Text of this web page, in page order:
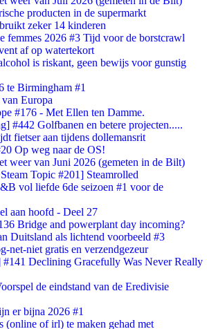
producten in de supermarkt
zeker 14 kinderen
femmes 2026 #3 Tijd voor de borstcrawl
af op watertekort
is riskant, geen bewijs voor gunstig
te Birmingham #1
Europa
#176 - Met Ellen ten Damme.
#442 Golfbanen en betere projecten.....
fietser aan tijdens dollemansrit
Op weg naar de OS!
weer van Juni 2026 (gemeten in de Bilt)
Topic #201] Steamrolled
vol liefde 6de seizoen #1 voor de
aan hoofd - Deel 27
Bridge and powerplant day incoming?
Duitsland als lichtend voorbeeld #3
net-niet gratis en verzendgezeur
Declining Gracefully Was Never Really
de eindstand van de Eredivisie
er bijna 2026 #1
(online of irl) te maken gehad met